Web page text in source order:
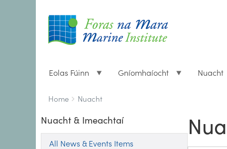
Eolas Fúinn Gníomhaíocht Nuacht
Breadcrumbs
You
here:
Home Nuacht
Nuacht & Imeachtaí
All News & Events Items